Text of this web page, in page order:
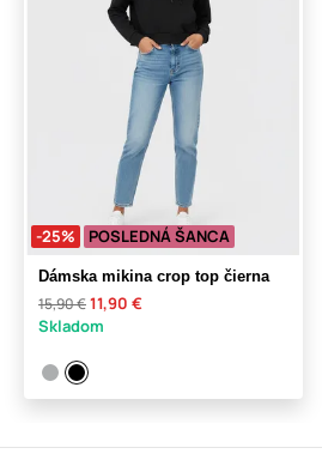
-25% POSLEDNÁ ŠANCA
Dámska mikina crop top čierna
15,90 €11,90 €
Skladom